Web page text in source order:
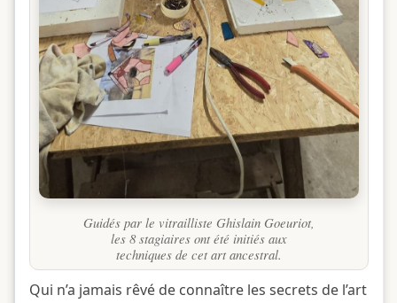
Guidés par le vitrailliste Ghislain Goeuriot,
les 8 stagiaires ont été initiés aux
techniques de cet art ancestral.
Qui n’a jamais rêvé de connaître les secrets de l’art